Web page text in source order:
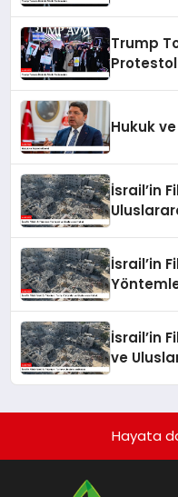
Trump
Hukuk
İsrail’in
İsrail’in
İsrail’in
ve
Hayata